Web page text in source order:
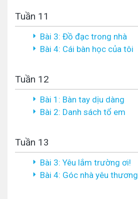
Tuần 11
Bài 3: Đồ đạc trong nhà
Bài 4: Cái bàn học của tôi
Tuần 12
Bài 1: Bàn tay dịu dàng
Bài 2: Danh sách tổ em
Tuần 13
Bài 3: Yêu lắm trường ơi!
Bài 4: Góc nhà yêu thương